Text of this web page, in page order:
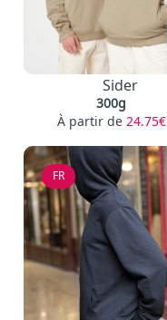
Sider
300g
À partir de 24.75€
FR